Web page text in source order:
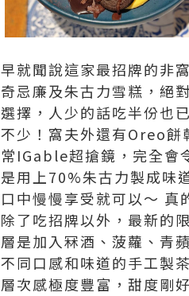
早就聞說這家最招牌的非
奇忌廉及朱古力雪糕，絕
選擇，人少的話吃半份也
不少！窩夫外還有Oreo餅
常IGable超搶鏡，完全會
是用上70%朱古力製成味
口中慢慢享受就可以～ 真
除了吃招牌以外，最新的
層是加入冧酒、菠蘿、青
不同口感和味道的手工製
層次感極度豐富，甜度剛